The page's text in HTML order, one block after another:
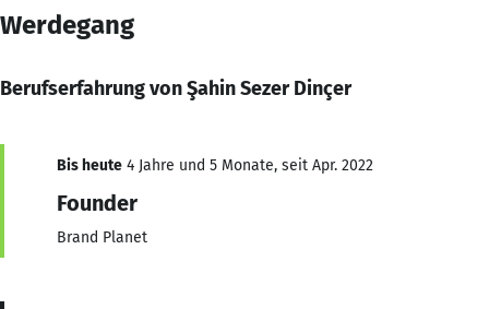
Werdegang
Berufserfahrung von Şahin Sezer Dinçer
Bis heute 4 Jahre und 5 Monate, seit Apr. 2022
Founder
Brand Planet